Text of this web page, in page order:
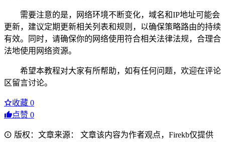
需要注意的是，网络环境不断变化，域名和IP地址可能会
更新，建议定期更新相关列表和规则，以确保策略路由的持续
有效。同时，请确保你的网络使用符合相关法律法规，合理合
法地使用网络资源。
希望本教程对大家有所帮助，如有任何问题，欢迎在评论
区留言讨论。
收藏 0
点赞 0
版权：文章来源： 文章该内容为作者观点，Firekb仅提供